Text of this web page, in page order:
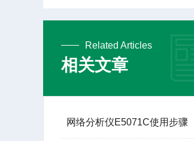
Related Articles
相关文章
网络分析仪E5071C使用步骤